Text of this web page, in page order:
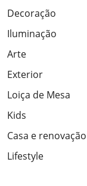
Decoração
Iluminação
Arte
Exterior
Loiça de Mesa
Kids
Casa e renovação
Lifestyle